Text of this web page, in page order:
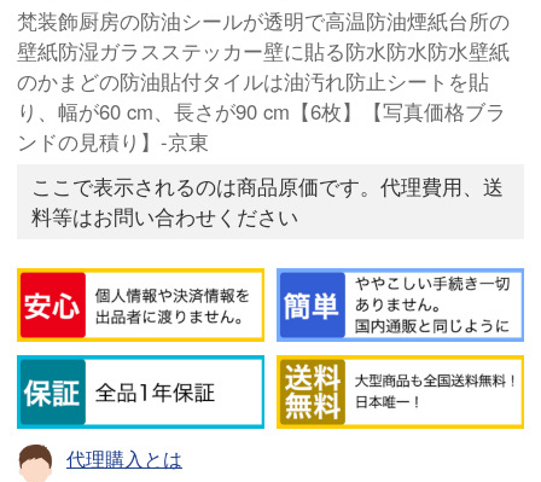
梵装飾厨房の防油シールが透明で高温防油煙紙台所の
壁紙防湿ガラスステッカー壁に貼る防水防水防水壁紙
のかまどの防油貼付タイルは油汚れ防止シートを貼
り、幅が60 cm、長さが90 cm【6枚】【写真価格ブラ
ンドの見積り】-京東
ここで表示されるのは商品原価です。代理費用、送
料等はお問い合わせください
代理購入とは